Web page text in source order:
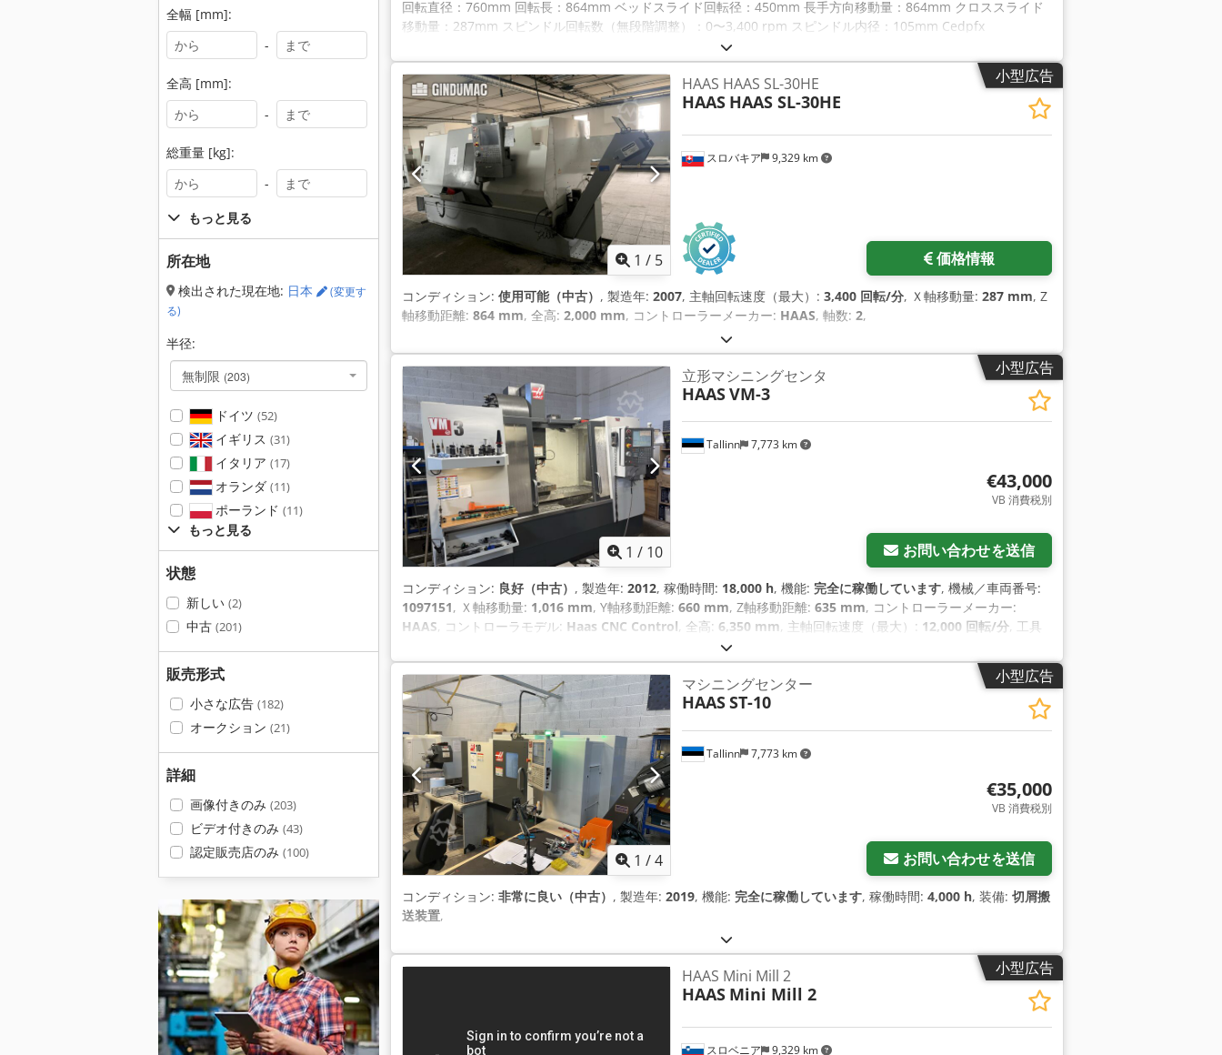
全幅 [mm]:
-
全高 [mm]:
-
総重量 [kg]:
-
もっと見る
所在地
検出された現在地: 日本
(変更す
る)
半径:
無制限 (203)
ドイツ (52)
イギリス (31)
イタリア (17)
オランダ (11)
ポーランド (11)
もっと見る
状態
新しい (2)
中古 (201)
販売形式
小さな広告 (182)
オークション (21)
詳細
画像付きのみ (203)
ビデオ付きのみ (43)
認定販売店のみ (100)
回転直径：760mm 回転長：864mm ベッドスライド回転径：450mm 長手方向移動量：864mm クロススライド
移動量：287mm スピンドル回転数（無段階調整）：0〜3,400 rpm スピンドル内径：105mm Cedpfx
Ajizwwmeb Ueha マシン詳細 動作電圧：400V 接続負荷：28kVA 必要スペース 約3.2×2×2m EQUIPMENT - 12分
割タレット - パワーチャック - 大径スピンドルボア - ツールプリセット
小型広告
1 / 5
スロバキア 9,329 km
HAAS HAAS SL-30HE
HAAS HAAS SL-30HE
価格情報
コンディション: 使用可能（中古） , 製造年: 2007, 主軸回転速度（最大）: 3,400 回転/分, Ｘ軸移動量: 287 mm, Z
軸移動距離: 864 mm, 全高: 2,000 mm, コントローラーメーカー: HAAS, 軸数: 2,
小型広告
1 / 10
Tallinn 7,773 km
立形マシニングセンタ
HAASVM-3
€43,000
VB 消費税別
お問い合わせを送信
コンディション: 良好（中古） , 製造年: 2012, 稼働時間: 18,000 h, 機能: 完全に稼働しています, 機械／車両番号:
1097151, Ｘ軸移動量: 1,016 mm, Y軸移動距離: 660 mm, Z軸移動距離: 635 mm, コントローラーメーカー:
HAAS, コントローラモデル: Haas CNC Control, 全高: 6,350 mm, 主軸回転速度（最大）: 12,000 回転/分, 工具
ドキュメント / マニュアル, 切屑搬送装置, 回転速度無段階可変
小型広告
1 /4
Tallinn 7,773 km
マシニングセンター
HAASST-10
€35,000
VB 消費税別
お問い合わせを送信
コンディション: 非常に良い（中古） , 製造年: 2019, 機能: 完全に稼働しています, 稼働時間: 4,000 h, 装備: 切屑搬
送装置,
小型広告
スロベニア 9,329 km
HAAS Mini Mill 2
HAAS Mini Mill 2